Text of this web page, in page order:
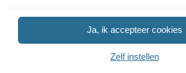
Ja, ik accepteer cookies
Zelf instellen